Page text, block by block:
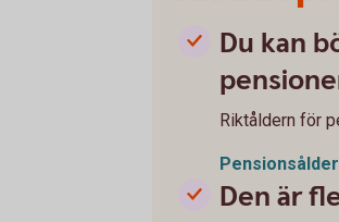
Du kan
Riktåldern för
Den är